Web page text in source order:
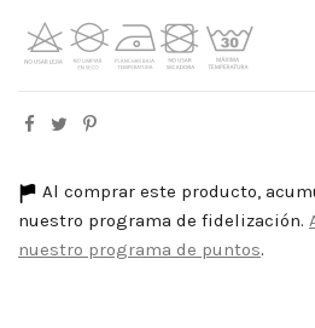
Al comprar este producto,
nuestro programa de fidelización.
nuestro programa de puntos.